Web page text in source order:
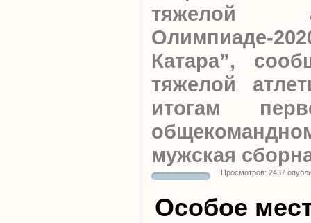
тяжелой
Катара”,
тяжелой
итогам
мужская
Просмотров: 2437
Особое